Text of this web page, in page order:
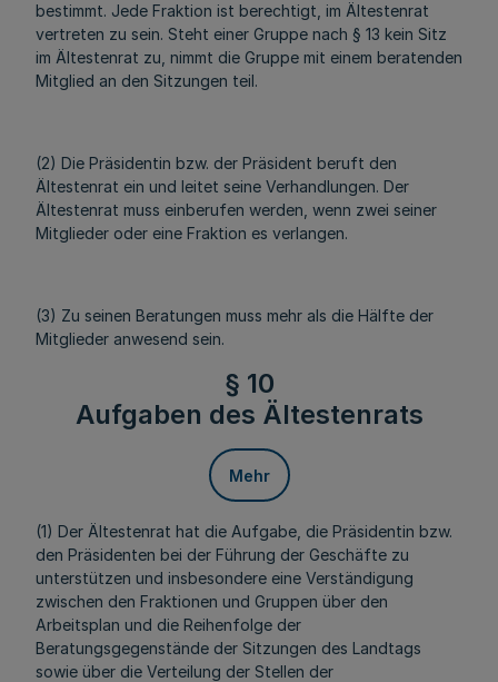
bestimmt. Jede Fraktion ist berechtigt, im Ältestenrat
vertreten zu sein. Steht einer Gruppe nach § 13 kein Sitz
im Ältestenrat zu, nimmt die Gruppe mit einem beratenden
Mitglied an den Sitzungen teil.
(2) Die Präsidentin bzw. der Präsident beruft den
Ältestenrat ein und leitet seine Verhandlungen. Der
Ältestenrat muss einberufen werden, wenn zwei seiner
Mitglieder oder eine Fraktion es verlangen.
(3) Zu seinen Beratungen muss mehr als die Hälfte der
Mitglieder anwesend sein.
§ 10
Aufgaben des Ältestenrats
Mehr
(1) Der Ältestenrat hat die Aufgabe, die Präsidentin bzw.
den Präsidenten bei der Führung der Geschäfte zu
unterstützen und insbesondere eine Verständigung
zwischen den Fraktionen und Gruppen über den
Arbeitsplan und die Reihenfolge der
Beratungsgegenstände der Sitzungen des Landtags
sowie über die Verteilung der Stellen der